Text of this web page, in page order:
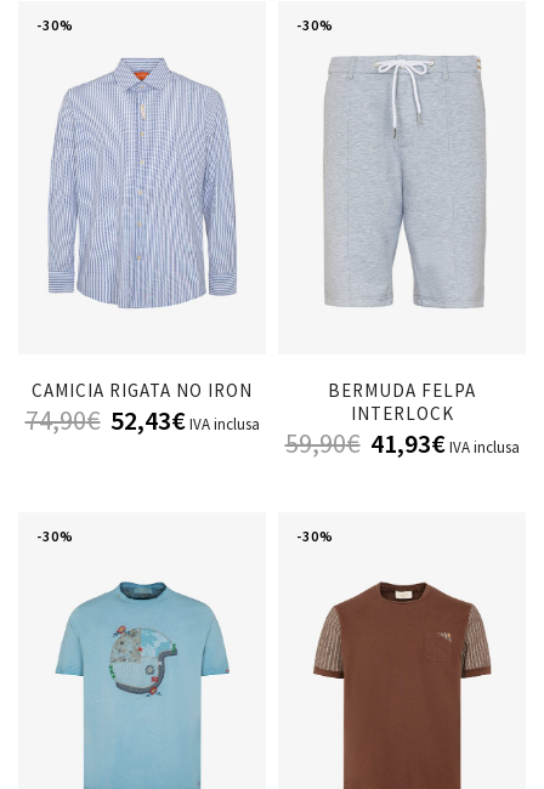
-30%
CAMICIA RIGATA NO IRON
74,90€ 52,43€ IVA inclusa
-30%
BERMUDA FELPA
INTERLOCK
59,90€ 41,93€ IVA inclusa
-30% -30%